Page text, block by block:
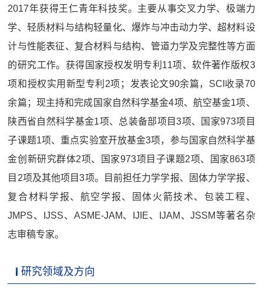
2017年获得王仁青年科技奖。主要从事交叉力学、极端力
学、轻质材料与结构轻量化、爆炸与冲击动力学、超材料设
计与性能表征、复合材料与结构、管道力学及完整性等方面
的研究工作。获得国家授权发明专利11项、软件著作版权3
项和授权实用新型专利2项；发表论文90余篇，SCI收录70
余篇；现主持和完成国家自然科学基金4项、航空基金1项、
陕西省自然科学基金1项、总装备部项目3项、国家973项目
子课题1项、重点实验室开放基金3项，参与国家自然科学基
金创新研究群体2项、国家973项目子课题2项、国家863项
目2项及其他项目3项。目前担任力学学报、固体力学学报、
复合材料学报、航空学报、固体火箭技术、包装工程、
JMPS、IJSS、ASME-JAM、IJIE、IJAM、JSSM等著名杂
志审稿专家。
研究领域及方向